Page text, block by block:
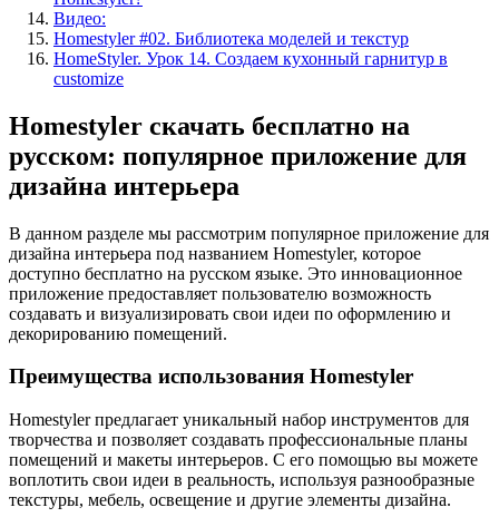
Видео:
Homestyler #02. Библиотека моделей и текстур
HomeStyler. Урок 14. Создаем кухонный гарнитур в
customize
Homestyler скачать бесплатно на
русском: популярное приложение для
дизайна интерьера
В данном разделе мы рассмотрим популярное приложение для
дизайна интерьера под названием Homestyler, которое
доступно бесплатно на русском языке. Это инновационное
приложение предоставляет пользователю возможность
создавать и визуализировать свои идеи по оформлению и
декорированию помещений.
Преимущества использования Homestyler
Homestyler предлагает уникальный набор инструментов для
творчества и позволяет создавать профессиональные планы
помещений и макеты интерьеров. С его помощью вы можете
воплотить свои идеи в реальность, используя разнообразные
текстуры, мебель, освещение и другие элементы дизайна.